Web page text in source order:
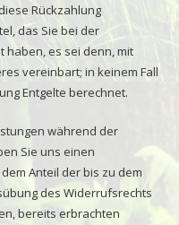
Rückzahlung
das Sie bei der
haben, es sei denn, mit
vereinbart; in keinem Fall
Entgelte berechnet.
während der
Sie uns einen
Anteil der bis zu dem
des Widerrufsrechts
bereits erbrachten